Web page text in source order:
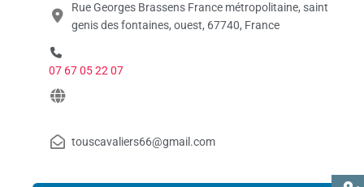
Rue Georges Brassens France métropolitaine, saint
genis des fontaines, ouest, 67740, France
07 67 05 22 07
touscavaliers66@gmail.com